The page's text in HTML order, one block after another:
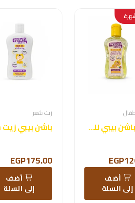
زيت باشن بيبي للجسم
أضف
إلى السلة
زيت شعر
EGP175.00
أضف
إلى السلة